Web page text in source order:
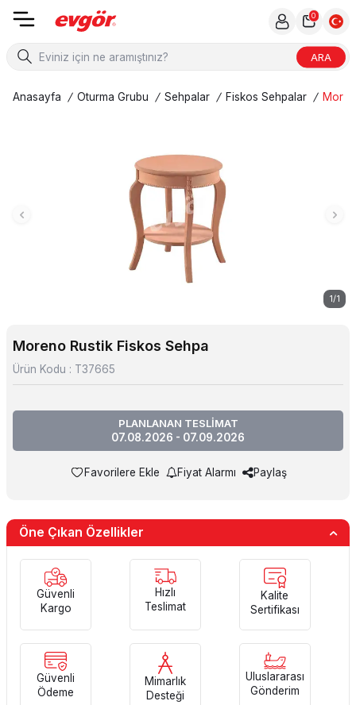
ARA
0
Anasayfa / Oturma Grubu / Sehpalar / Fiskos Sehpalar /
1/1
Moreno Rustik Fiskos Sehpa
Ürün Kodu : T37665
PLANLANAN TESLİMAT
07.08.2026 - 07.09.2026
Favorilere Ekle Fiyat Alarmı Paylaş
Öne Çıkan Özellikler
Güvenli
Kargo
Hızlı
Teslimat
Kalite
Sertifikası
Güvenli
Ödeme
Mimarlık
Desteği
Uluslararası
Gönderim